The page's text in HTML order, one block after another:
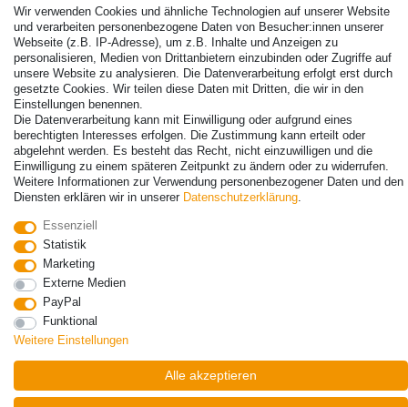
© Copyright 2026 | Alle Rechte vorbehalten. - Alle Rechte vorbehalten.
Preisangaben inkl. gesetzl. 19% MwSt. | Grundpreise siehe Artikeldetail | *Gilt für
Lieferungen nach Deutschland!
Vertrag widerrufen Kontakt
Wir verwenden Cookies und ähnliche Technologien auf unserer Website
und verarbeiten personenbezogene Daten von Besucher:innen unserer
Webseite (z.B. IP-Adresse), um z.B. Inhalte und Anzeigen zu
personalisieren, Medien von Drittanbietern einzubinden oder Zugriffe auf
unsere Website zu analysieren. Die Datenverarbeitung erfolgt erst durch
gesetzte Cookies. Wir teilen diese Daten mit Dritten, die wir in den
Einstellungen benennen.
Die Datenverarbeitung kann mit Einwilligung oder aufgrund eines
berechtigten Interesses erfolgen. Die Zustimmung kann erteilt oder
abgelehnt werden. Es besteht das Recht, nicht einzuwilligen und die
Einwilligung zu einem späteren Zeitpunkt zu ändern oder zu widerrufen.
Weitere Informationen zur Verwendung personenbezogener Daten und den
Diensten erklären wir in unserer Daten­schutz­erklärung.
Essenziell
Statistik
Marketing
Externe Medien
PayPal
Funktional
Weitere Einstellungen
Alle akzeptieren